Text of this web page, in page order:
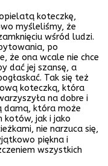
koteczkę,
myśleliśmy, że
wśród ludzi.
po
że ona wcale nie chce
dać jej szansę, a
Tak się też
koteczką, która
na dobre i
damą, która może
kotów, jak i jako
nie narzuca się,
piękna i
wszystkich